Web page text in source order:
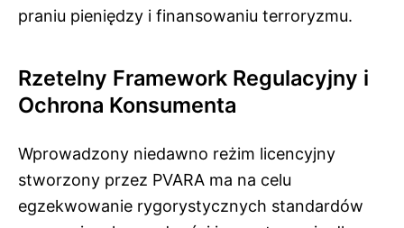
praniu pieniędzy i finansowaniu terroryzmu.
Rzetelny Framework Regulacyjny i
Ochrona Konsumenta
Wprowadzony niedawno reżim licencyjny
stworzony przez PVARA ma na celu
egzekwowanie rygorystycznych standardów